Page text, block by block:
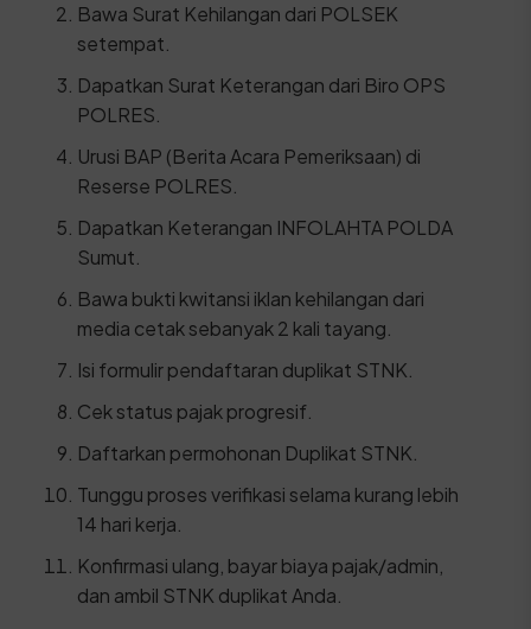
Bawa Surat Kehilangan dari POLSEK
setempat.
Dapatkan Surat Keterangan dari Biro OPS
POLRES.
Urusi BAP (Berita Acara Pemeriksaan) di
Reserse POLRES.
Dapatkan Keterangan INFOLAHTA POLDA
Sumut.
Bawa bukti kwitansi iklan kehilangan dari
media cetak sebanyak 2 kali tayang.
Isi formulir pendaftaran duplikat STNK.
Cek status pajak progresif.
Daftarkan permohonan Duplikat STNK.
Tunggu proses verifikasi selama kurang lebih
14 hari kerja.
Konfirmasi ulang, bayar biaya pajak/admin,
dan ambil STNK duplikat Anda.